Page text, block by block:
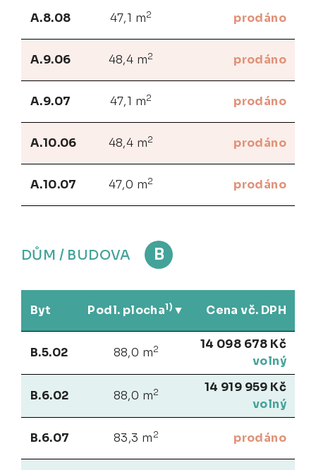
A.8.08 47,1 m2 prodáno
A.9.06 48,4 m2 prodáno
A.9.07 47,1 m2 prodáno
A.10.06 48,4 m2 prodáno
A.10.07 47,0 m2 prodáno
DŮM / BUDOVA B
Byt Podl. plocha1) Cena vč. DPH
B.5.02 88,0 m2
14 098 678 Kč
volný
B.6.02 88,0 m2
14 919 959 Kč
volný
B.6.07 83,3 m 2 prodáno